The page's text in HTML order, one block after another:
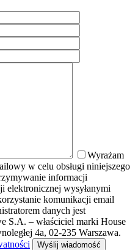
Wyrażam
w celu obsługi niniejszego
informacji
elektronicznej wysyłanymi
komunikacji email
danych jest
S.A. – właściciel marki House
4a, 02-235 Warszawa.